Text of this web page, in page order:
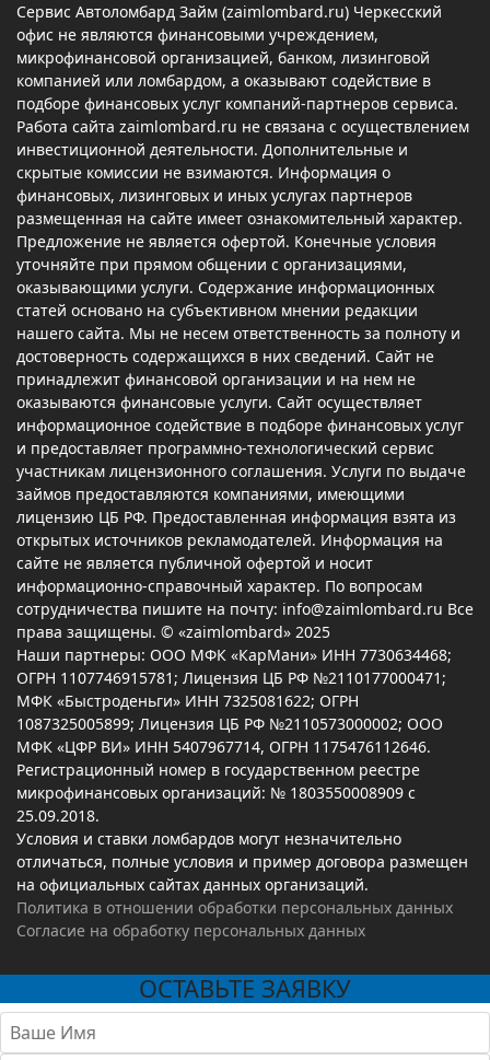
Сервис Автоломбард Займ (zaimlombard.ru) Черкесский
офис не являются финансовыми учреждением,
микрофинансовой организацией, банком, лизинговой
компанией или ломбардом, а оказывают содействие в
подборе финансовых услуг компаний-партнеров сервиса.
Работа сайта zaimlombard.ru не связана с осуществлением
инвестиционной деятельности. Дополнительные и
скрытые комиссии не взимаются. Информация о
финансовых, лизинговых и иных услугах партнеров
размещенная на сайте имеет ознакомительный характер.
Предложение не является офертой. Конечные условия
уточняйте при прямом общении с организациями,
оказывающими услуги. Содержание информационных
статей основано на субъективном мнении редакции
нашего сайта. Мы не несем ответственность за полноту и
достоверность содержащихся в них сведений. Сайт не
принадлежит финансовой организации и на нем не
оказываются финансовые услуги. Сайт осуществляет
информационное содействие в подборе финансовых услуг
и предоставляет программно-технологический сервис
участникам лицензионного соглашения. Услуги по выдаче
займов предоставляются компаниями, имеющими
лицензию ЦБ РФ. Предоставленная информация взята из
открытых источников рекламодателей. Информация на
сайте не является публичной офертой и носит
информационно-справочный характер. По вопросам
сотрудничества пишите на почту: info@zaimlombard.ru Все
права защищены. © «zaimlombard» 2025
Наши партнеры: ООО МФК «КарМани» ИНН 7730634468;
ОГРН 1107746915781; Лицензия ЦБ РФ №2110177000471;
МФК «Быстроденьги» ИНН 7325081622; ОГРН
1087325005899; Лицензия ЦБ РФ №2110573000002; ООО
МФК «ЦФР ВИ» ИНН 5407967714, ОГРН 1175476112646.
Регистрационный номер в государственном реестре
микрофинансовых организаций: № 1803550008909 с
25.09.2018.
Условия и ставки ломбардов могут незначительно
отличаться, полные условия и пример договора размещен
на официальных сайтах данных организаций.
Политика в отношении обработки персональных данных
Согласие на обработку персональных данных
ОСТАВЬТЕ ЗАЯВКУ